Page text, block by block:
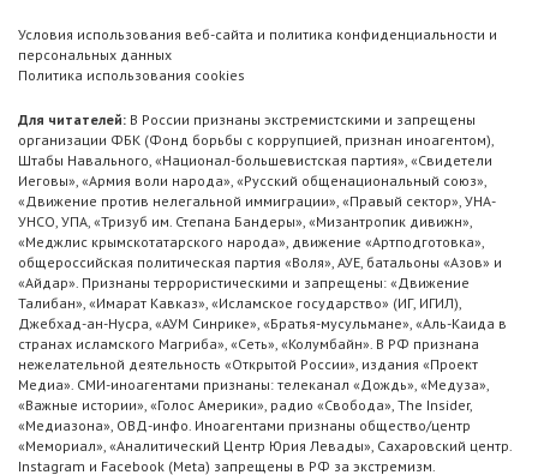
Условия использования веб-сайта и политика конфиденциальности и
персональных данных
Политика использования cookies
Для читателей: В России признаны экстремистскими и запрещены
организации ФБК (Фонд борьбы с коррупцией, признан иноагентом),
Штабы Навального, «Национал-большевистская партия», «Свидетели
Иеговы», «Армия воли народа», «Русский общенациональный союз»,
«Движение против нелегальной иммиграции», «Правый сектор», УНА-
УНСО, УПА, «Тризуб им. Степана Бандеры», «Мизантропик дивижн»,
«Меджлис крымскотатарского народа», движение «Артподготовка»,
общероссийская политическая партия «Воля», АУЕ, батальоны «Азов» и
«Айдар». Признаны террористическими и запрещены: «Движение
Талибан», «Имарат Кавказ», «Исламское государство» (ИГ, ИГИЛ),
Джебхад-ан-Нусра, «АУМ Синрике», «Братья-мусульмане», «Аль-Каида в
странах исламского Магриба», «Сеть», «Колумбайн». В РФ признана
нежелательной деятельность «Открытой России», издания «Проект
Медиа». СМИ-иноагентами признаны: телеканал «Дождь», «Медуза»,
«Важные истории», «Голос Америки», радио «Свобода», The Insider,
«Медиазона», ОВД-инфо. Иноагентами признаны общество/центр
«Мемориал», «Аналитический Центр Юрия Левады», Сахаровский центр.
Instagram и Facebook (Metа) запрещены в РФ за экстремизм.